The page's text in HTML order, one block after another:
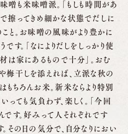
噌も米味噌派。「もしも時間があ
擦ってきめ細かな状態でだしに
こと。お味噌の風味がより豊かに
です。「なによりだしをしっかり使
材は家にあるもので十分」。おむ
梅干しを添えれば、立派な秋の
もちろんお米。新米ならより特別
っても気負わず、楽しく。「今回
です。好みって人それぞれです
。その日の気分で、自分なりにおい